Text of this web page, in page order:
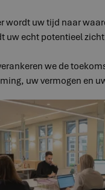
wordt uw tijd naar
uw echt potentieel
we de
uw vermogen en